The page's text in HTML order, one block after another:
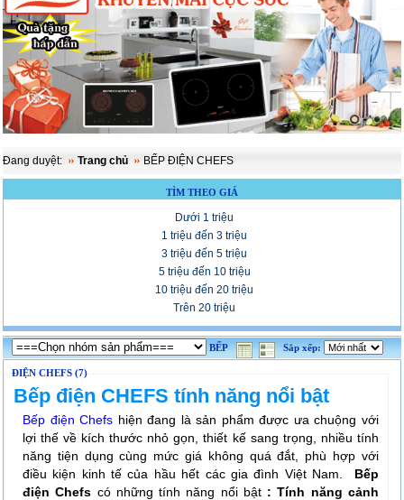
▼
▼
Đang duyệt: Trang chủ BẾP ĐIỆN CHEFS
TÌM THEO GIÁ
Dưới 1 triệu
1 triệu đến 3 triệu
3 triệu đến 5 triệu
5 triệu đến 10 triệu
10 triệu đến 20 triệu
Trên 20 triệu
Sắp xếp:
BẾP
ĐIỆN CHEFS (7)
Bếp điện CHEFS tính năng nổi bật
Bếp điện Chefs hiện đang là sản phẩm được ưa chuộng với
lợi thế về kích thước nhỏ gọn, thiết kế sang trọng, nhiều tính
năng tiện dụng cùng mức giá không quá đắt, phù hợp với
điều kiện kinh tế của hầu hết các gia đình Việt Nam.
Bếp
điện Chefs có những tính năng nổi bật:Tính năng cảnh